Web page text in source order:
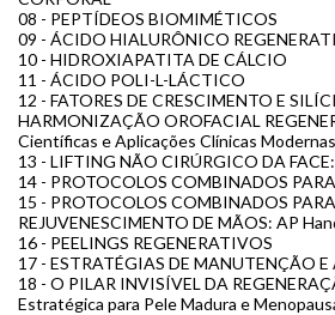
08 - PEPTÍDEOS BIOMIMÉTICOS
09 - ÁCIDO HIALURÔNICO
10 - HIDROXIAPATITA DE CÁLCIO
11 - ÁCIDO POLI-L-LÁCTICO
12 - FATORES DE CRESCIMENTO E
HARMONIZAÇÃO OROFACIAL
Científicas e Aplicações Clínicas Modernas
13 - LIFTING NÃO CIRÚRGICO DA
14 - PROTOCOLOS COMBINADOS
15 - PROTOCOLOS COMBINADOS PARA
REJUVENESCIMENTO DE MÃOS: AP
16 - PEELINGS REGENERATIVOS
17 - ESTRATÉGIAS DE MANUTENÇÃO
18 - O PILAR INVISÍVEL DA
Estratégica para Pele Madura e